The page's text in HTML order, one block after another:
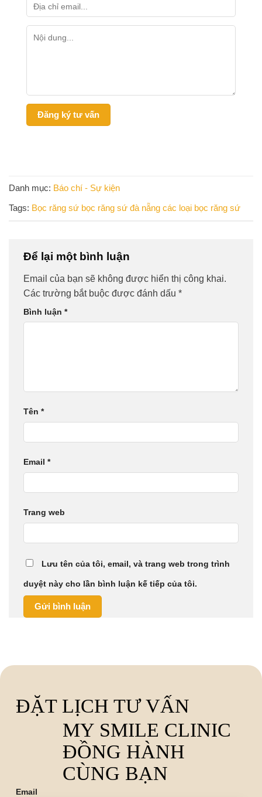
Danh mục: Báo chí - Sự kiện
Tags: Bọc răng sứ bọc răng sứ đà nẵng các loại bọc răng sứ
Để lại một bình luận
Email của bạn sẽ không được hiển thị công khai.
Các trường bắt buộc được đánh dấu *
Bình luận *
Tên *
Email *
Trang web
Lưu tên của tôi, email, và trang web trong trình
duyệt này cho lần bình luận kế tiếp của tôi.
ĐẶT LỊCH TƯ VẤN
MY SMILE CLINIC
ĐỒNG HÀNH
CÙNG BẠN
Email